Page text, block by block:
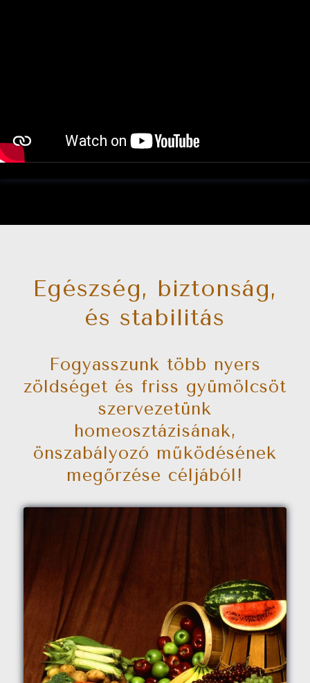
Egészség, biztonság,
és stabilitás
Fogyasszunk több nyers
zöldséget és friss gyümölcsöt
szervezetünk
homeosztázisának,
önszabályozó működésének
megőrzése céljából!